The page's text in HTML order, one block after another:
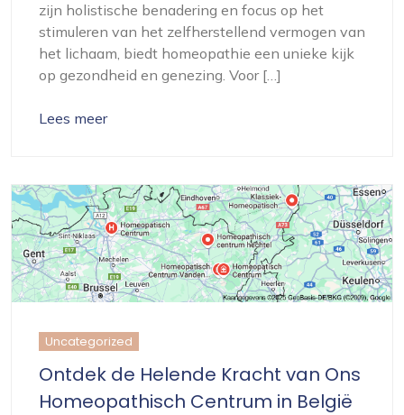
zijn holistische benadering en focus op het
stimuleren van het zelfherstellend vermogen van
het lichaam, biedt homeopathie een unieke kijk
op gezondheid en genezing. Voor […]
Lees meer
Uncategorized
Ontdek de Helende Kracht van Ons
Homeopathisch Centrum in België